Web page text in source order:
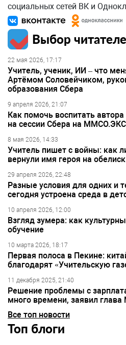
социальных сетей ВК и
Выбор
22 мая 2026, 17:17
Учитель, ученик, ИИ – что
Артёмом Соловейчиком,
образования Сбера
9 апреля 2026, 21:07
Как помочь воспитать
на сессии Сбера на
8 мая 2026, 14:33
Учитель пишет с войны: как
вернули имя героя на обелиск
29 апреля 2026, 22:48
Разные условия для одних и
сегодня устроена среда в
10 апреля 2026, 12:00
Взгляд зумера: как
обучение
10 марта 2026, 18:17
Первая полоса в Пекине:
благодарят «Учительскую
11 декабря 2025, 21:40
Решение проблемы с
много времени, заявил
Все топ новости
Топ блоги